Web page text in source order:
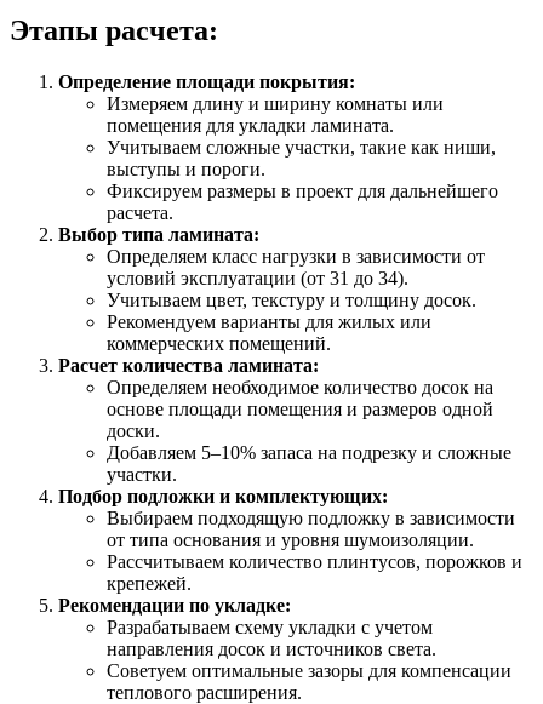
Этапы расчета:
Определение площади покрытия:
Измеряем длину и ширину комнаты или
помещения для укладки ламината.
Учитываем сложные участки, такие как ниши,
выступы и пороги.
Фиксируем размеры в проект для дальнейшего
расчета.
Выбор типа ламината:
Определяем класс нагрузки в зависимости от
условий эксплуатации (от 31 до 34).
Учитываем цвет, текстуру и толщину досок.
Рекомендуем варианты для жилых или
коммерческих помещений.
Расчет количества ламината:
Определяем необходимое количество досок на
основе площади помещения и размеров одной
доски.
Добавляем 5–10% запаса на подрезку и сложные
участки.
Подбор подложки и комплектующих:
Выбираем подходящую подложку в зависимости
от типа основания и уровня шумоизоляции.
Рассчитываем количество плинтусов, порожков и
крепежей.
Рекомендации по укладке:
Разрабатываем схему укладки с учетом
направления досок и источников света.
Советуем оптимальные зазоры для компенсации
теплового расширения.